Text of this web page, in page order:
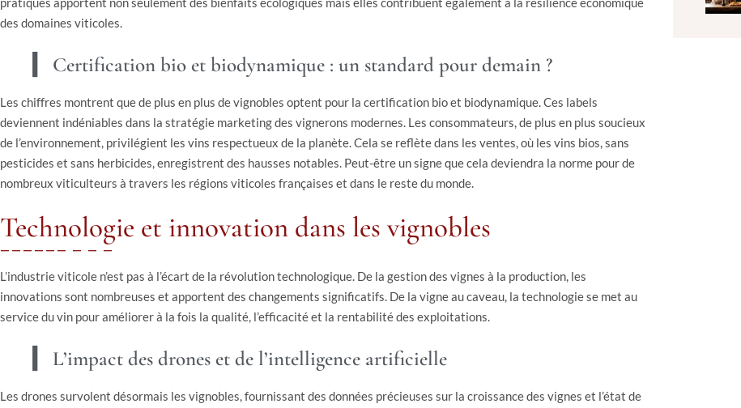
des domaines viticoles.
Certification bio et biodynamique : un standard pour demain ?
Les chiffres montrent que de plus en plus de vignobles optent pour la certification bio et biodynamique. Ces labels
deviennent indéniables dans la stratégie marketing des vignerons modernes. Les consommateurs, de plus en plus soucieux
de l’environnement, privilégient les vins respectueux de la planète. Cela se reflète dans les ventes, où les vins bios, sans
pesticides et sans herbicides, enregistrent des hausses notables. Peut-être un signe que cela deviendra la norme pour de
nombreux viticulteurs à travers les régions viticoles françaises et dans le reste du monde.
Technologie et innovation dans les vignobles
L’industrie viticole n’est pas à l’écart de la révolution technologique. De la gestion des vignes à la production, les
innovations sont nombreuses et apportent des changements significatifs. De la vigne au caveau, la technologie se met au
service du vin pour améliorer à la fois la qualité, l’efficacité et la rentabilité des exploitations.
L’impact des drones et de l’intelligence artificielle
Les drones survolent désormais les vignobles, fournissant des données précieuses sur la croissance des vignes et l’état de